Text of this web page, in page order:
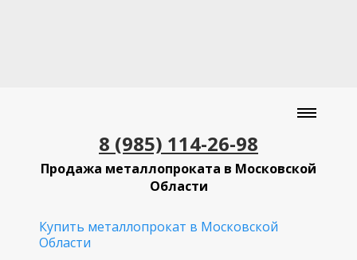
8 (985) 114-26-98
Продажа металлопроката в Московской
Области
Купить металлопрокат в Московской
Области